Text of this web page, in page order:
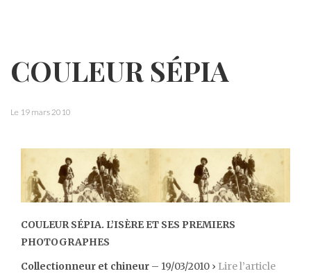
COULEUR SÉPIA
Le 19 mars 2010
COULEUR SÉPIA. L’ISÈRE ET SES PREMIERS
PHOTOGRAPHES
Collectionneur et chineur – 19/03/2010 › Lire l’article